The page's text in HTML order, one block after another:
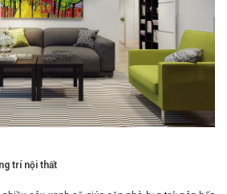
trí nội thất